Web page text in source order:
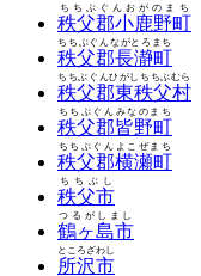
秩父郡小鹿野町
ちちぶぐんおがのまち
秩父郡長瀞町
ちちぶぐんながとろまち
秩父郡東秩父村
ちちぶぐんひがしちちぶむら
秩父郡皆野町
ちちぶぐんみなのまち
秩父郡横瀬町
ちちぶぐんよこぜまち
秩父市
ちちぶし
鶴ヶ島市
つるがしまし
所沢市
ところざわし